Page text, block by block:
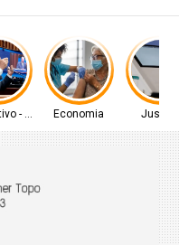
- MS Economia Justiça